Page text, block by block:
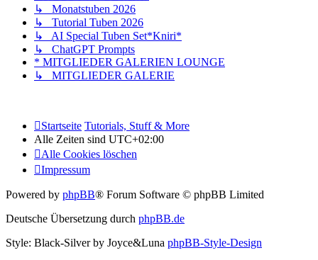
↳ Monatstuben 2026
↳ Tutorial Tuben 2026
↳ AI Special Tuben Set*Kniri*
↳ ChatGPT Prompts
* MITGLIEDER GALERIEN LOUNGE
↳ MITGLIEDER GALERIE
Startseite Tutorials, Stuff & More
Alle Zeiten sind UTC+02:00
Alle Cookies löschen
Impressum
Powered by phpBB® Forum Software © phpBB Limited
Deutsche Übersetzung durch phpBB.de
Style: Black-Silver by Joyce&Luna phpBB-Style-Design